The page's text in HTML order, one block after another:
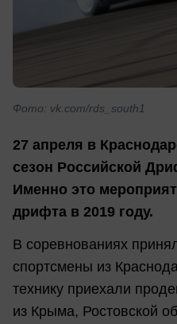
Фото: vk.com/rds_south1
27 апреля в
сезон Российской
Именно это
дрифта в 2019 году.
В соревнованиях
спортсмены из
технику приехали
из Крыма, Ростовской